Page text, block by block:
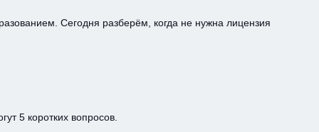
Сегодня разберём, когда не нужна лицензия
5 коротких вопросов.